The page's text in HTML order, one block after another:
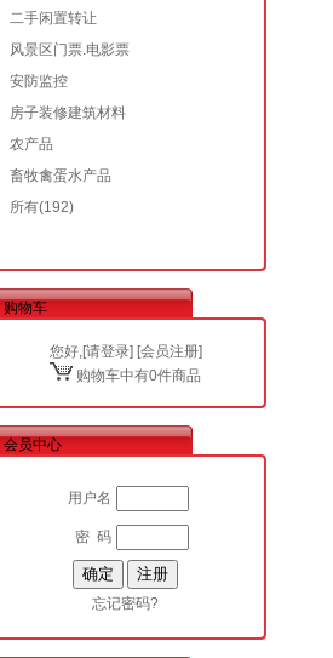
二手闲置转让
风景区门票.电影票
安防监控
房子装修建筑材料
农产品
畜牧禽蛋水产品
所有(192)
购物车
您好,[请登录] [会员注册]
购物车中有0件商品
会员中心
用户名
密 码
忘记密码?